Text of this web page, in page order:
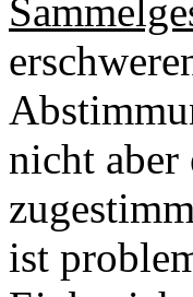
nicht aber
ist